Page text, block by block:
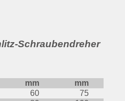
Schraubendreher
mm
mm
60
75